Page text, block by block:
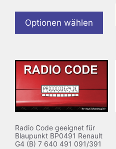
Optionen wählen
Radio Code geeignet für
Blaupunkt BP0491 Renault
G4 (B) 7 640 491 091/391